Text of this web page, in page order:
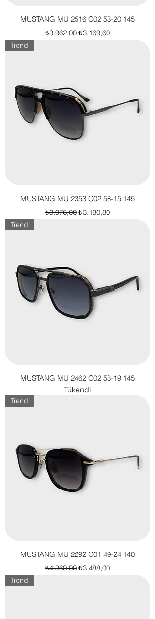
MUSTANG MU 2516 C02 53-20 145
Normal Fiyat
₺3.962,00 İndirimli Fiyat
₺3.169,60
Trend
MUSTANG MU 2353 C02 58-15 145
Normal Fiyat
₺3.976,00 İndirimli Fiyat
₺3.180,80
Trend
MUSTANG MU 2462 C02 58-19 145
Tükendi
Trend
MUSTANG MU 2292 C01 49-24 140
Normal Fiyat
₺4.360,00 İndirimli Fiyat
₺3.488,00
Trend